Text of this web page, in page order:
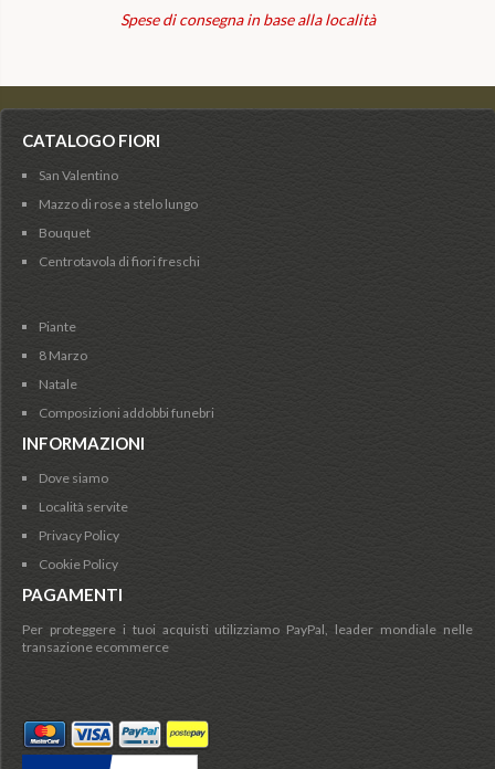
Spese di consegna in base alla località
CATALOGO FIORI
San Valentino
Mazzo di rose a stelo lungo
Bouquet
Centrotavola di fiori freschi
Piante
8 Marzo
Natale
Composizioni addobbi funebri
INFORMAZIONI
Dove siamo
Località servite
Privacy Policy
Cookie Policy
PAGAMENTI
Per proteggere i tuoi acquisti utilizziamo PayPal, leader mondiale nelle
transazione ecommerce